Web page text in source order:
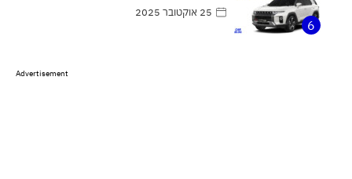
6
25 אוקטובר 2025
Advertisement